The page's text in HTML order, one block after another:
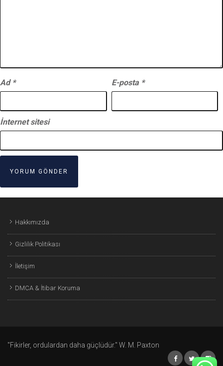
Ad * E-posta *
İnternet sitesi
Hakkımızda
Gizlilik Politikası
İletişim
DMCA & İtibar Koruma
"Fikirler, ordulardan daha güçlüdür." W. M. Paxton